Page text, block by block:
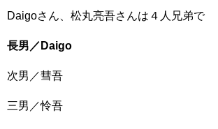
Daigoさん、松丸亮吾さんは４人兄弟で
長男／Daigo
次男／彗吾
三男／怜吾